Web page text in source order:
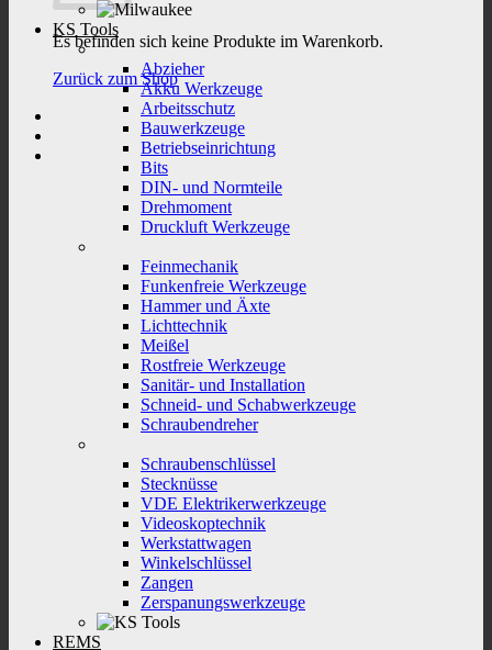
Es befinden sich keine Produkte im Warenkorb.
Zurück zum Shop
KS Tools
Abzieher
Akku Werkzeuge
Arbeitsschutz
Bauwerkzeuge
Betriebseinrichtung
Bits
DIN- und Normteile
Drehmoment
Druckluft Werkzeuge
Feinmechanik
Funkenfreie Werkzeuge
Hammer und Äxte
Lichttechnik
Meißel
Rostfreie Werkzeuge
Sanitär- und Installation
Schneid- und Schabwerkzeuge
Schraubendreher
Schraubenschlüssel
Stecknüsse
VDE Elektrikerwerkzeuge
Videoskoptechnik
Werkstattwagen
Winkelschlüssel
Zangen
Zerspanungswerkzeuge
REMS